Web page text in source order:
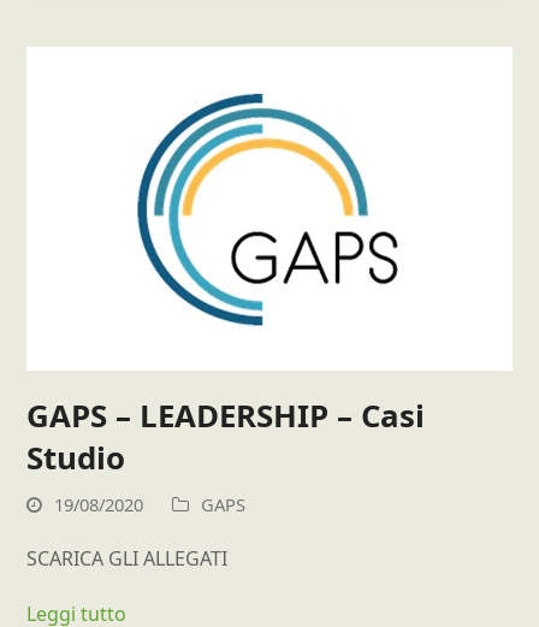
GAPS – LEADERSHIP – Casi
Studio
19/08/2020 GAPS
SCARICA GLI ALLEGATI
Leggi tutto